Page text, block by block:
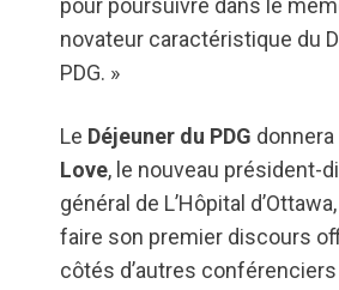
pour poursuivre dans le
novateur caractéristique du
PDG. »
Le Déjeuner du PDG donnera
Love, le nouveau président-
général de L’Hôpital
faire son premier discours
côtés d’autres conférenciers